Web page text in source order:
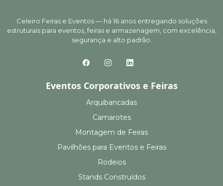
Celeiro Feiras e Eventos — há 16 anos entregando soluções
estruturais para eventos, feiras e armazenagem, com excelência,
segurança e alto padrão.
Eventos Corporativos e Feiras
Arquibancadas
Camarotes
Montagem de Feiras
Pavilhões para Eventos e Feiras
Rodeios
Stands Construídos